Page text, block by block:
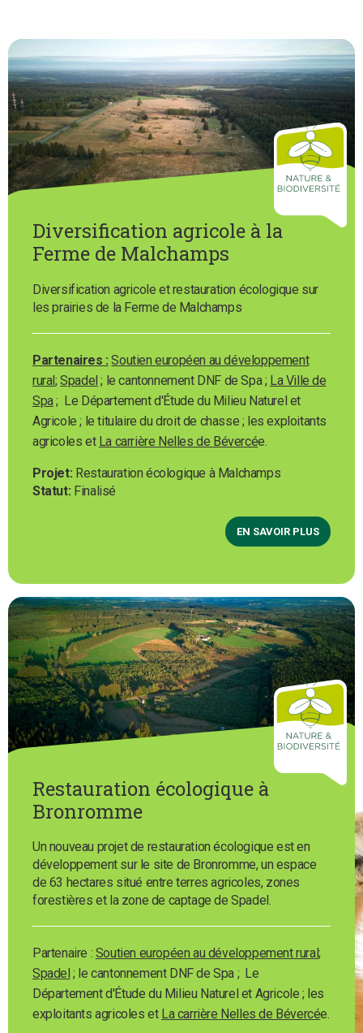
Diversification agricole à la
Ferme de Malchamps
Diversification agricole et restauration écologique sur
les prairies de la Ferme de Malchamps
Partenaires : Soutien européen au développement
rural;Spadel; le cantonnement DNF de Spa ; La Ville de
Spa; Le Département d'Étude du Milieu Naturel et
Agricole ; le titulaire du droit de chasse ; les exploitants
agricoles et La carrière Nelles de Bévercée.
Projet Restauration écologique à Malchamps
Statut Finalisé
EN SAVOIR PLUS
Restauration écologique à
Bronromme
Un nouveau projet de restauration écologique est en
développement sur le site de Bronromme, un espace
de 63 hectares situé entre terres agricoles, zones
forestières et la zone de captage de Spadel.
Partenaire : Soutien européen au développement rural;
Spadel; le cantonnement DNF de Spa ; Le
Département d'Étude du Milieu Naturel et Agricole ; les
exploitants agricoles et La carrière Nelles de Bévercée.